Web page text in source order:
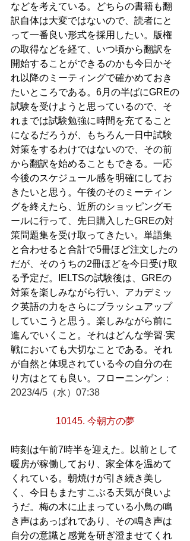
などを考えている。どちらの書籍も翻
訳自体は大変ではないので、読者にと
って一番良い形式を採用したい。版権
の取得などを経て、いつ頃から翻訳を
開始することができるのかも今日かそ
れ以降のミーティングで確かめておき
たいところである。6月の半ばにGREの
試験を受けようと思っているので、そ
れまでは試験勉強に時間を充てること
になるだろうが、もちろん一日中試験
対策をするわけではないので、その前
から翻訳を始めることもできる。一応
今後のスケジュール感を明確にしてお
きたいと思う。午後のそのミーティン
グを終えたら、近所のショッピングモ
ールに行って、先日購入したGREの対
策問題集を受け取ってきたい。単語集
と合わせると合計で5冊ほど注文したの
だが、そのうちの2冊ほどを今日受け取
る予定だ。IELTSの試験後は、GREの
対策を楽しみながら行い、アカデミッ
ク英語の力をさらにブラッシュアップ
していこうと思う。楽しみながら前に
進んでいくこと。それはどんな学習·実
戦においても大切なことである。それ
が自然と体現されている今の自分の在
り方はとても良い。フローニンゲン ：
2023/4/5（水）07:38
10145. 今朝方の夢
時刻は午前7時半を迎えた。以前として
暖房が稼働しており、家全体を温めて
くれている。朝焼けが引き続き美し
く、今日もまたすこぶる天気が良いよ
うだ。梅の木に止まっている小鳥の鳴
き声はあっぱれであり、その鳴き声は
自分の意識と感覚を研ぎ澄ませてくれ